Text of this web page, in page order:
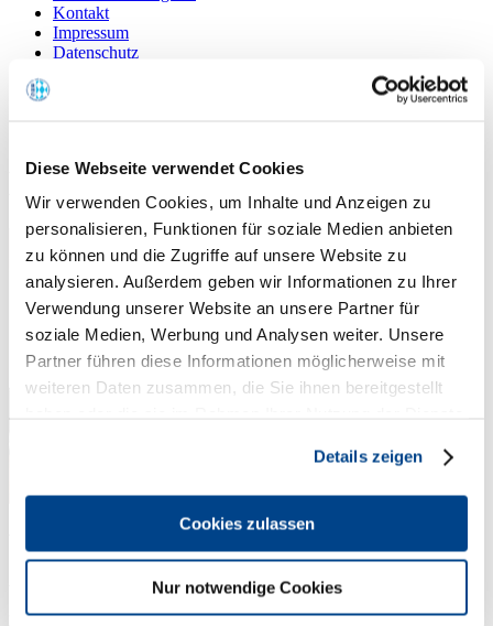
Diese Webseite verwendet Cookies
Wir verwenden Cookies, um Inhalte und Anzeigen zu
personalisieren, Funktionen für soziale Medien anbieten
zu können und die Zugriffe auf unsere Website zu
analysieren. Außerdem geben wir Informationen zu Ihrer
Verwendung unserer Website an unsere Partner für
soziale Medien, Werbung und Analysen weiter. Unsere
Partner führen diese Informationen möglicherweise mit
weiteren Daten zusammen, die Sie ihnen bereitgestellt
Details zeigen
Cookies zulassen
Nur notwendige Cookies
Kontakt
Impressum
Datenschutz
Birgit Becker
better in business
35043 Marburg